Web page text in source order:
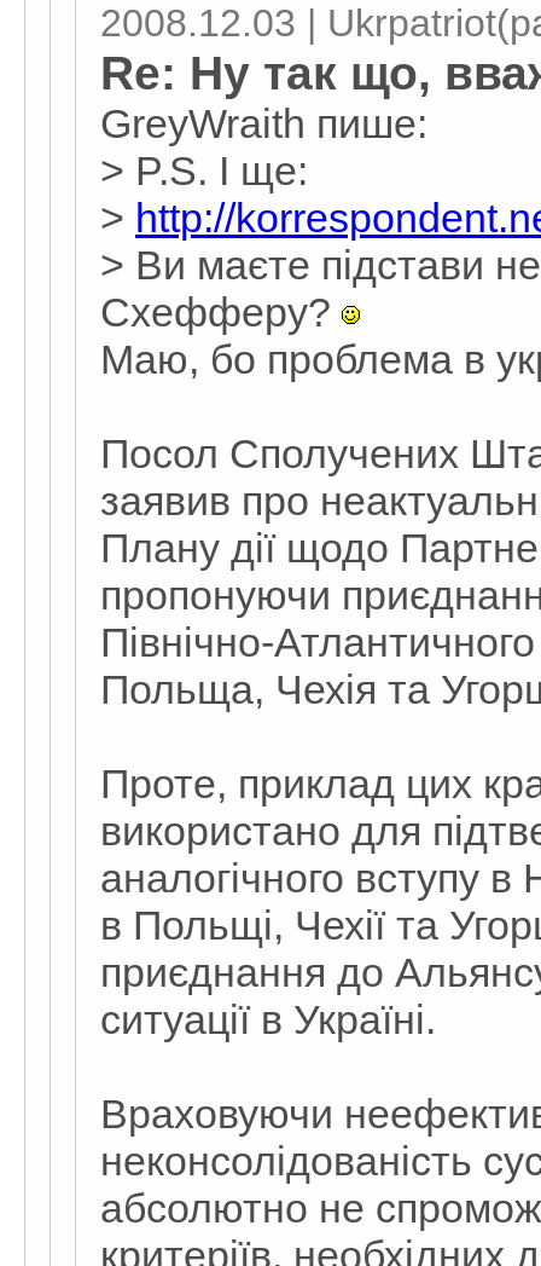
2008.12.03 |
Re: Ну так що,
GreyWraith пише:
> P.S. І ще:
> http://
> Ви маєте підстави
Схефферу?
Маю, бо проблема в
Посол Сполучених
заявив про
Плану дії щодо
пропонуючи
Північно-
Польща, Чехія та
Проте, приклад цих
використано для
аналогічного вступу
в Польщі, Чехії та
приєднання до
ситуації в Україні.
Враховуючи
неконсолідованість
абсолютно не
критеріїв,